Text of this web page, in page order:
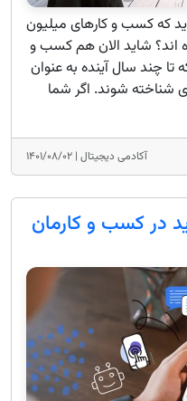
که کسب و کارهای میلیون
اند؟ شاید الان هم کسب و
تا چند سال آینده به عنوان
شناخته شوند. اگر شما
آکادمی دیجیتال | ۱۴۰۱/۰۸/۰۲
در کسب و کارمان